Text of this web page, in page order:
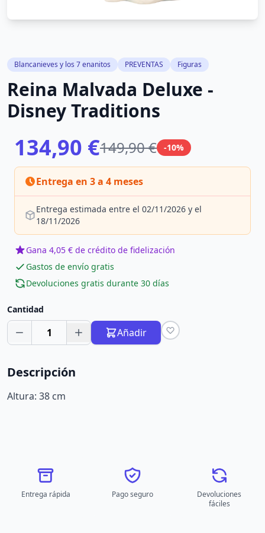
Blancanieves y los 7 enanitos PREVENTAS Figuras
Reina Malvada Deluxe -
Disney Traditions
134,90 €149,90 € -10%
Entrega en 3 a 4 meses
Entrega estimada entre el 02/11/2026 y el
18/11/2026
Gana 4,05 € de crédito de fidelización
Gastos de envío gratis
Devoluciones gratis durante 30 días
Cantidad
1 Añadir
Descripción
Altura: 38 cm
Entrega rápida Pago seguro
Devoluciones
fáciles